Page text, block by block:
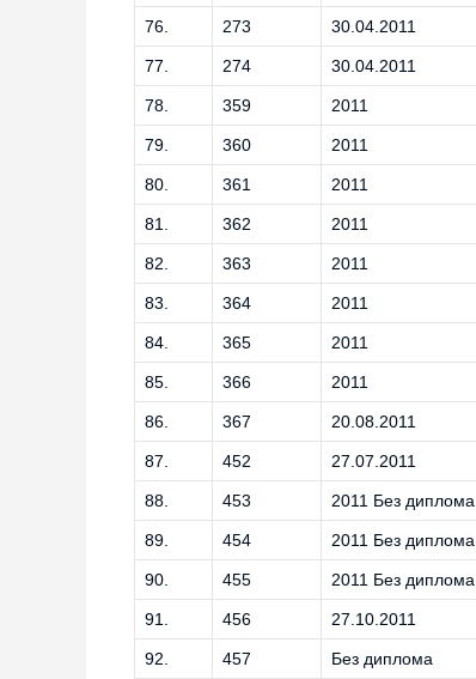
76. 273 30.04.2011
77. 274 30.04.2011
78. 359 2011
79. 360 2011
80. 361 2011
81. 362 2011
82. 363 2011
83. 364 2011
84. 365 2011
85. 366 2011
86. 367 20.08.2011
87. 452 27.07.2011
88. 453 2011 Без диплома
89. 454 2011 Без диплома
90. 455 2011 Без диплома
91. 456 27.10.2011
92. 457 Без диплома